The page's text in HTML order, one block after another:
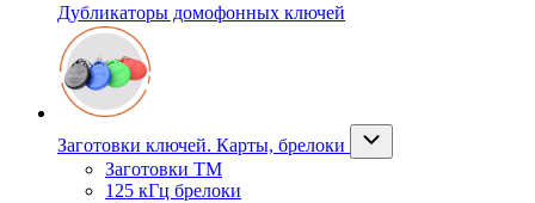
Дубликаторы домофонных ключей
Заготовки ключей. Карты, брелоки
Заготовки ТМ
125 кГц брелоки